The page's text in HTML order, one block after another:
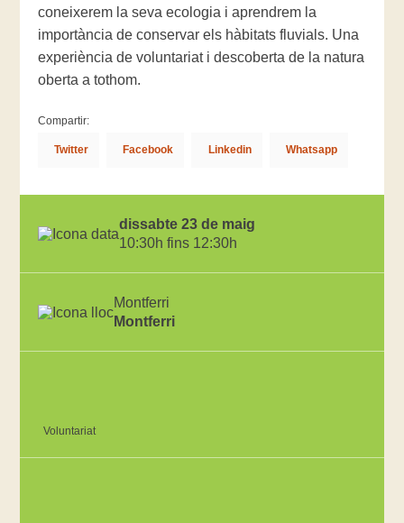
coneixerem la seva ecologia i aprendrem la
importància de conservar els hàbitats fluvials. Una
experiència de voluntariat i descoberta de la natura
oberta a tothom.
Compartir:
Twitter Facebook Linkedin Whatsapp
dissabte 23 de maig
10:30h fins 12:30h
Montferri
Montferri
Voluntariat